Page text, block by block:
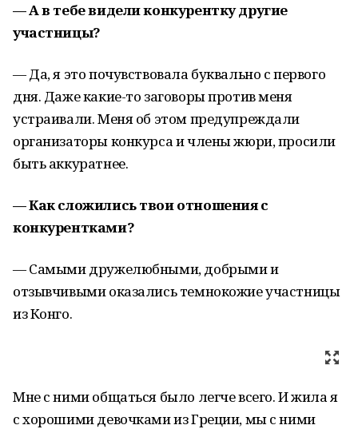
— А в тебе видели конкурентку другие
участницы?
— Да, я это почувствовала буквально с первого
дня. Даже какие-то заговоры против меня
устраивали. Меня об этом предупреждали
организаторы конкурса и члены жюри, просили
быть аккуратнее.
— Как сложились твои отношения с
конкурентками?
— Самыми дружелюбными, добрыми и
отзывчивыми оказались темнокожие участницы
из Конго.
Мне с ними общаться было легче всего. И жила я
с хорошими девочками из Греции, мы с ними